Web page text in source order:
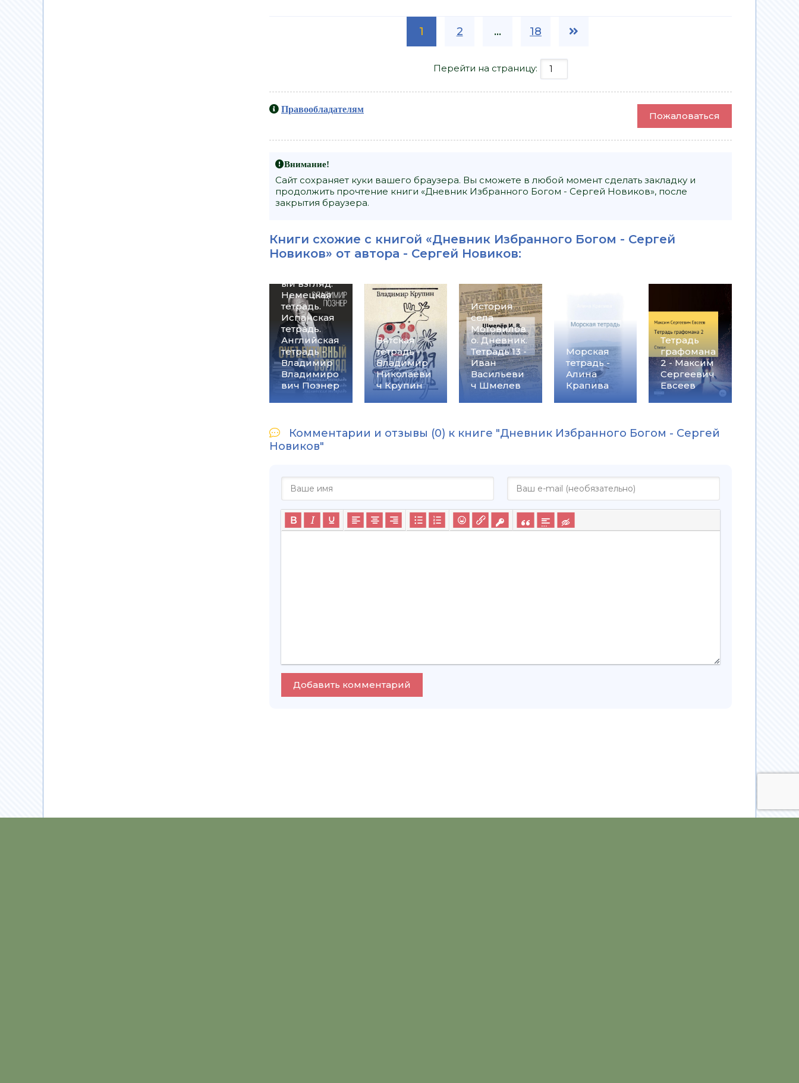
1 2 ... 18
Перейти на страницу:
Правообладателям
Пожаловаться
Внимание!
Сайт сохраняет куки вашего браузера. Вы сможете в любой момент сделать закладку и
продолжить прочтение книги «Дневник Избранного Богом - Сергей Новиков», после
закрытия браузера.
Книги схожие с книгой «Дневник Избранного Богом - Сергей
Новиков» от автора - Сергей Новиков:
ый взгляд.
Немецкая
тетрадь.
Испанская
тетрадь.
Английская
тетрадь -
Владимир
Владимиро
вич Познер
Вятская
тетрадь -
Владимир
Николаеви
ч Крупин
История
села
Мотовилов
о. Дневник.
Тетрадь 13 -
Иван
Васильеви
ч Шмелев
Морская
тетрадь -
Алина
Крапива
Тетрадь
графомана
2 - Максим
Сергеевич
Евсеев
Комментарии и отзывы (0) к книге "Дневник Избранного Богом - Сергей
Новиков"
Добавить комментарий